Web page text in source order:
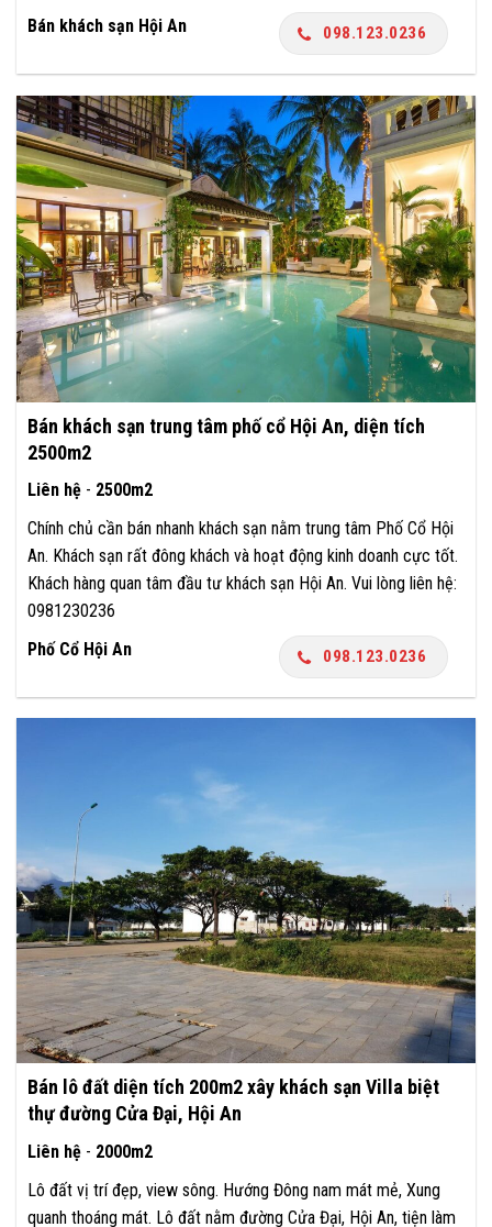
Bán khách sạn Hội An
098.123.0236
Bán khách sạn trung tâm phố cổ Hội An, diện tích
2500m2
Liên hệ- 2500m2
Chính chủ cần bán nhanh khách sạn nằm trung tâm Phố Cổ Hội
An. Khách sạn rất đông khách và hoạt động kinh doanh cực tốt.
Khách hàng quan tâm đầu tư khách sạn Hội An. Vui lòng liên hệ:
0981230236
Phố Cổ Hội An
098.123.0236
Bán lô đất diện tích 200m2 xây khách sạn Villa biệt
thự đường Cửa Đại, Hội An
Liên hệ- 2000m2
Lô đất vị trí đẹp, view sông. Hướng Đông nam mát mẻ, Xung
quanh thoáng mát. Lô đất nằm đường Cửa Đại, Hội An, tiện làm